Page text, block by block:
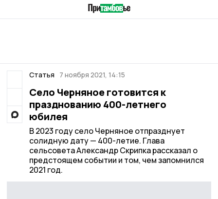
Статья 7 ноября 2021, 14:15
Село Черняное готовится к
празднованию 400-летнего
юбилея
В 2023 году село Черняное отпразднует
солидную дату — 400-летие. Глава
сельсовета Александр Скрипка рассказал о
предстоящем событии и том, чем запомнился
2021 год.